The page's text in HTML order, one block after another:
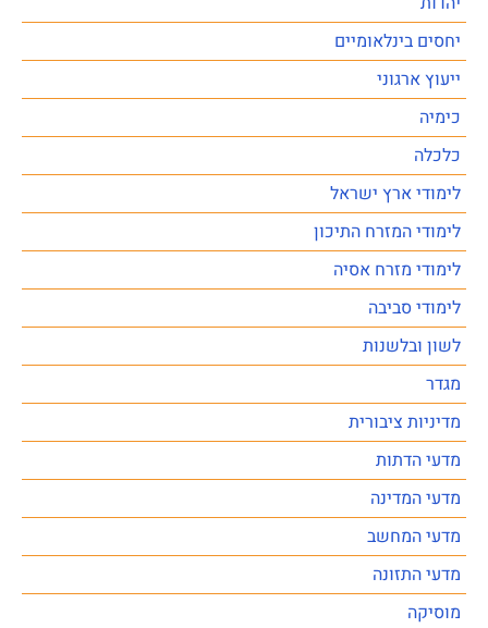
יחסים בינלאומיים
ייעוץ ארגוני
כימיה
כלכלה
לימודי ארץ ישראל
לימודי המזרח התיכון
לימודי מזרח אסיה
לימודי סביבה
לשון ובלשנות
מגדר
מדיניות ציבורית
מדעי הדתות
מדעי המדינה
מדעי המחשב
מדעי התזונה
מוסיקה